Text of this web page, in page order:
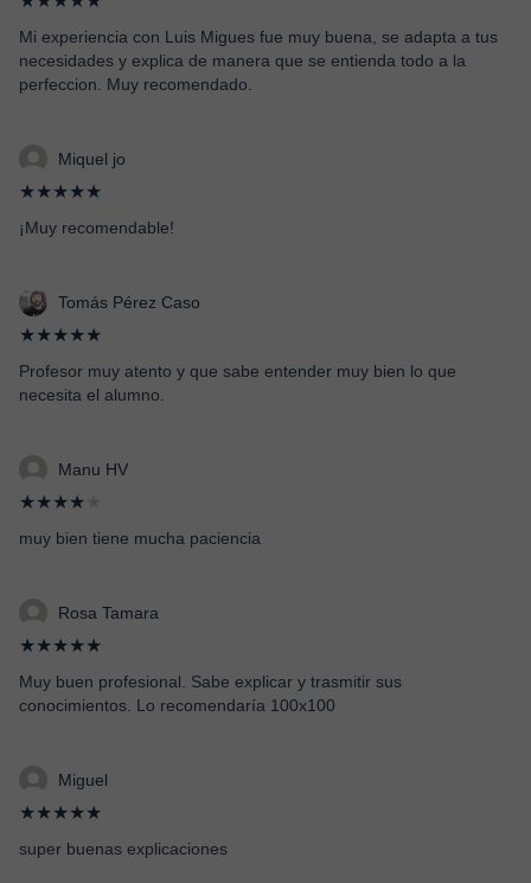
Mi experiencia con Luis Migues fue muy buena, se adapta a tus
necesidades y explica de manera que se entienda todo a la
perfeccion. Muy recomendado.
Miquel jo
★★★★★
¡Muy recomendable!
Tomás Pérez Caso
★★★★★
Profesor muy atento y que sabe entender muy bien lo que
necesita el alumno.
Manu HV
★★★★
muy bien tiene mucha paciencia
Rosa Tamara
★★★★★
Muy buen profesional. Sabe explicar y trasmitir sus
conocimientos. Lo recomendaría 100x100
Miguel
★★★★★
super buenas explicaciones